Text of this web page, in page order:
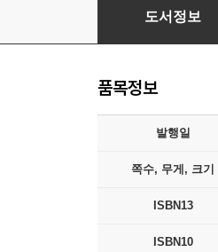
作ってみたくなる
도서정보
품목정보
발행일
쪽수, 무게, 크기
ISBN13
ISBN10